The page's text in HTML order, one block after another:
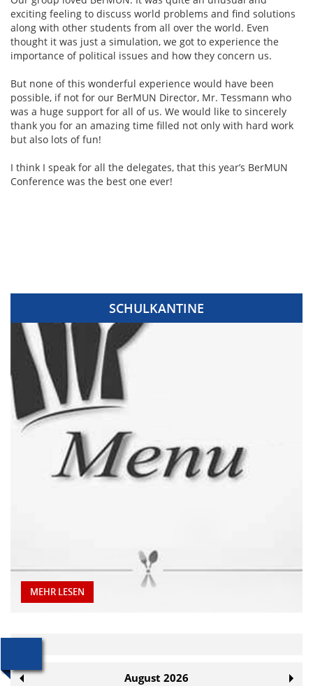
exciting feeling to discuss world problems and find solutions
along with other students from all over the world. Even
thought it was just a simulation, we got to experience the
importance of political issues and how they concern us.
But none of this wonderful experience would have been
possible, if not for our BerMUN Director, Mr. Tessmann who
was a huge support for all of us. We would like to sincerely
thank you for an amazing time filled not only with hard work
but also lots of fun!
I think I speak for all the delegates, that this year’s BerMUN
Conference was the best one ever!
SCHULKANTINE
MEHR LESEN
August 2026